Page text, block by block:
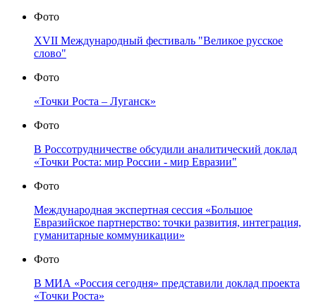
Фото
XVII Международный фестиваль "Великое русское
слово"
Фото
«Точки Роста – Луганск»
Фото
В Россотрудничестве обсудили аналитический доклад
«Точки Роста: мир России - мир Евразии"
Фото
Международная экспертная сессия «Большое
Евразийское партнерство: точки развития, интеграция,
гуманитарные коммуникации»
Фото
В МИА «Россия сегодня» представили доклад проекта
«Точки Роста»